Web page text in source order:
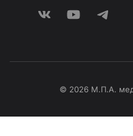
© 2026 М.П.А.